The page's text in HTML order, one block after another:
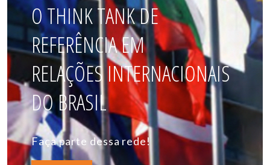
O THINK TANK DE
REFERÊNCIA EM
RELAÇÕES INTERNACIONAIS
DO BRASIL
Faça parte dessa rede!